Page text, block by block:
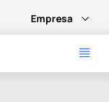
Empresa